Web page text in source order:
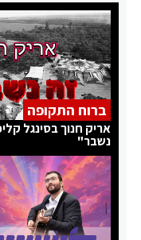
ברוח התקופה
אריק חנוך בסינגל
נשבר"